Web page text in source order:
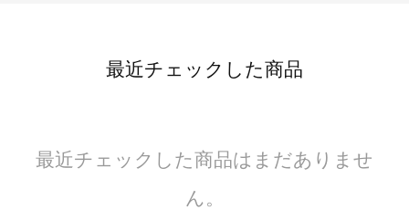
最近チェックした商品
最近チェックした商品はまだありませ
ん。